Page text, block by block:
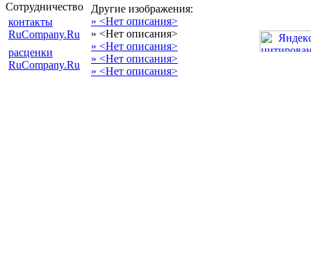
Сотрудничество
контакты
RuCompany.Ru
расценки
RuCompany.Ru
Другие изображения:
» <Нет описания>
» <Нет описания>
» <Нет описания>
» <Нет описания>
» <Нет описания>